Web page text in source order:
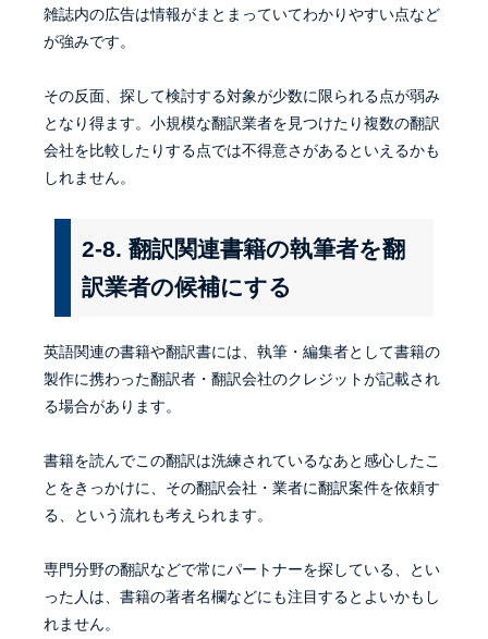
雑誌内の広告は情報がまとまっていてわかりやすい点など
が強みです。
その反面、探して検討する対象が少数に限られる点が弱み
となり得ます。小規模な翻訳業者を見つけたり複数の翻訳
会社を比較したりする点では不得意さがあるといえるかも
しれません。
2-8. 翻訳関連書籍の執筆者を翻
訳業者の候補にする
英語関連の書籍や翻訳書には、執筆・編集者として書籍の
製作に携わった翻訳者・翻訳会社のクレジットが記載され
る場合があります。
書籍を読んでこの翻訳は洗練されているなあと感心したこ
とをきっかけに、その翻訳会社・業者に翻訳案件を依頼す
る、という流れも考えられます。
専門分野の翻訳などで常にパートナーを探している、とい
った人は、書籍の著者名欄などにも注目するとよいかもし
れません。